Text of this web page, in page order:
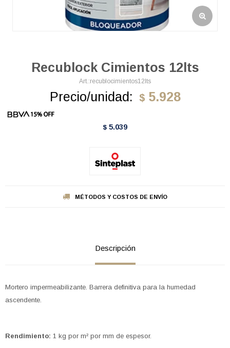
Recublock Cimientos 12lts
recublocimientos12lts
Precio/unidad: $ 5.928
$ 5.039
MÉTODOS Y COSTOS DE ENVÍO
Descripción
Mortero impermeabilizante. Barrera definitiva para la humedad
ascendente.
Rendimiento: 1 kg por m² por mm de espesor.